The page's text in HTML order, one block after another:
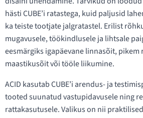
hästi CUBE’i ratastega, kuid paljusid
ka teiste tootjate jalgratastel. Erilist
mugavusele, töökindlusele ja lihtsale
eesmärgiks igapäevane linnasõit, pikem
maastikusõit või tööle liikumine.
ACID kasutab CUBE’i arendus- ja
tooted suunatud vastupidavusele ning
rattakasutusele. Valikus on nii